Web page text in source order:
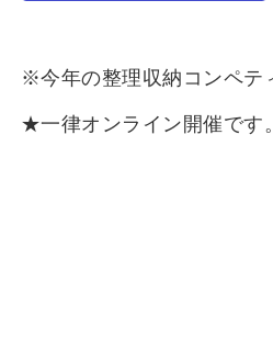
※今年の整理収納コンペテ
★一律オンライン開催です